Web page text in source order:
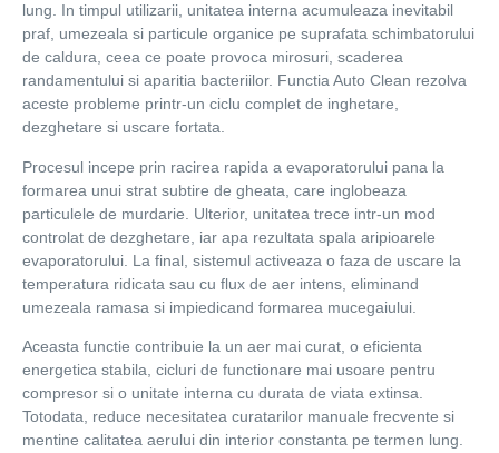
lung. In timpul utilizarii, unitatea interna acumuleaza inevitabil
praf, umezeala si particule organice pe suprafata schimbatorului
de caldura, ceea ce poate provoca mirosuri, scaderea
randamentului si aparitia bacteriilor. Functia Auto Clean rezolva
aceste probleme printr-un ciclu complet de inghetare,
dezghetare si uscare fortata.
Procesul incepe prin racirea rapida a evaporatorului pana la
formarea unui strat subtire de gheata, care inglobeaza
particulele de murdarie. Ulterior, unitatea trece intr-un mod
controlat de dezghetare, iar apa rezultata spala aripioarele
evaporatorului. La final, sistemul activeaza o faza de uscare la
temperatura ridicata sau cu flux de aer intens, eliminand
umezeala ramasa si impiedicand formarea mucegaiului.
Aceasta functie contribuie la un aer mai curat, o eficienta
energetica stabila, cicluri de functionare mai usoare pentru
compresor si o unitate interna cu durata de viata extinsa.
Totodata, reduce necesitatea curatarilor manuale frecvente si
mentine calitatea aerului din interior constanta pe termen lung.